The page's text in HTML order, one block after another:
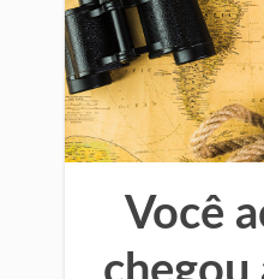
Você